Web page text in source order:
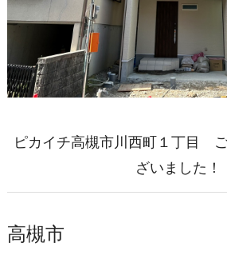
ピカイチ高槻市川西町１丁目
ざいました！
高槻市